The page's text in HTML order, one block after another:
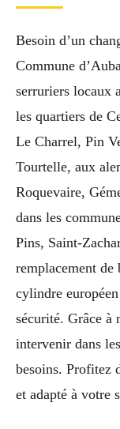
Besoin d’un
Commune
serruriers locaux
les quartiers de
Le Charrel, Pin
Tourtelle, aux
Roquevaire,
dans les
Pins, Saint-
remplacement de
cylindre
sécurité. Grâce à
intervenir dans
besoins. Profitez
et adapté à votre